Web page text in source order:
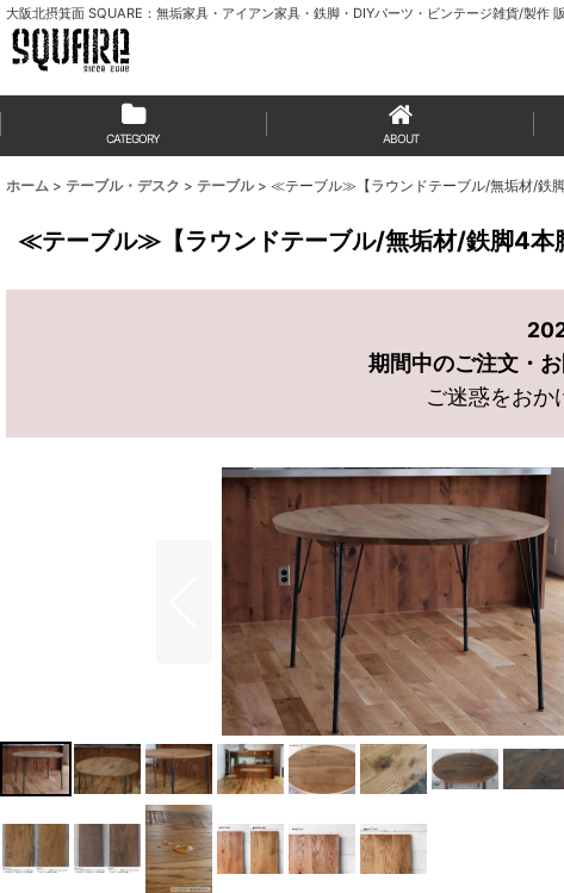
大阪北摂箕面 SQUARE：無垢家具・アイアン家具・鉄脚・DIYパーツ・ビンテージ雑貨/製作
CATEGORY ABOUT
ホーム > テーブル・デスク > テーブル > ≪テーブル≫【ラウンドテーブル/無垢材/鉄脚
≪テーブル≫【ラウンドテーブル/無垢材/鉄脚4本
期間中のご注文・
ご迷惑をおか